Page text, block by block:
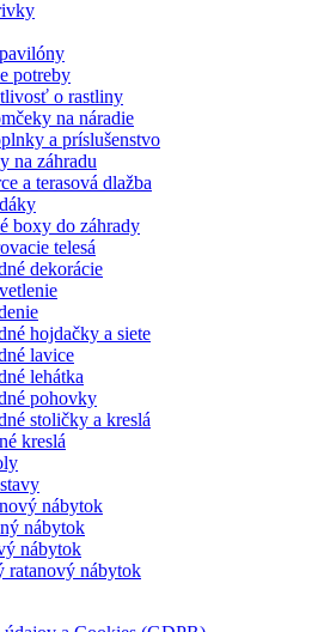
potreby
o rastliny
na náradie
a príslušenstvo
na záhradu
a terasová dlažba
boxy do záhrady
telesá
dekorácie
hojdačky a siete
lavice
lehátka
pohovky
stoličky a kreslá
kreslá
nábytok
nábytok
nábytok
ratanový nábytok